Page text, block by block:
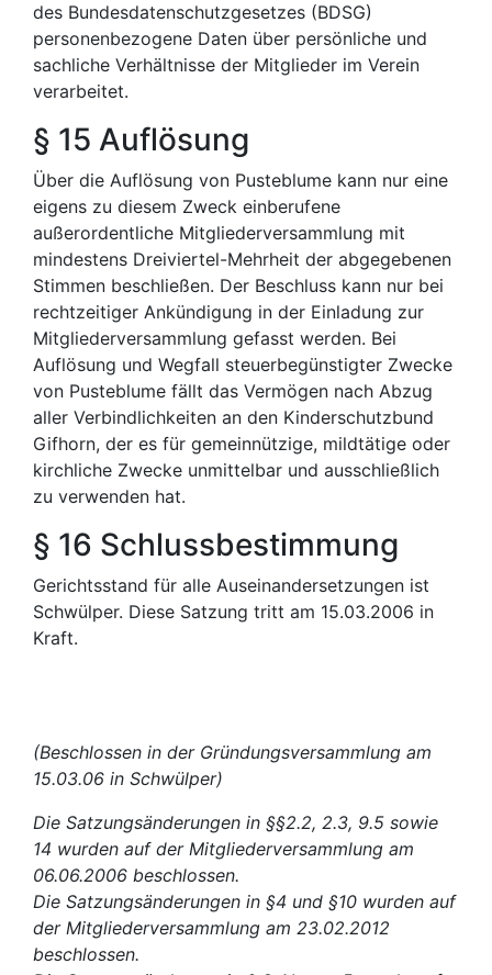
des Bundesdatenschutzgesetzes (BDSG)
personenbezogene Daten über persönliche und
sachliche Verhältnisse der Mitglieder im Verein
verarbeitet.
§ 15 Auflösung
Über die Auflösung von Pusteblume kann nur eine
eigens zu diesem Zweck einberufene
außerordentliche Mitgliederversammlung mit
mindestens Dreiviertel-Mehrheit der abgegebenen
Stimmen beschließen. Der Beschluss kann nur bei
rechtzeitiger Ankündigung in der Einladung zur
Mitgliederversammlung gefasst werden. Bei
Auflösung und Wegfall steuerbegünstigter Zwecke
von Pusteblume fällt das Vermögen nach Abzug
aller Verbindlichkeiten an den Kinderschutzbund
Gifhorn, der es für gemeinnützige, mildtätige oder
kirchliche Zwecke unmittelbar und ausschließlich
zu verwenden hat.
§ 16 Schlussbestimmung
Gerichtsstand für alle Auseinandersetzungen ist
Schwülper. Diese Satzung tritt am 15.03.2006 in
Kraft.
(Beschlossen in der Gründungsversammlung am
15.03.06 in Schwülper)
Die Satzungsänderungen in §§2.2, 2.3, 9.5 sowie
14 wurden auf der Mitgliederversammlung am
06.06.2006 beschlossen.
Die Satzungsänderungen in §4 und §10 wurden auf
der Mitgliederversammlung am 23.02.2012
beschlossen.